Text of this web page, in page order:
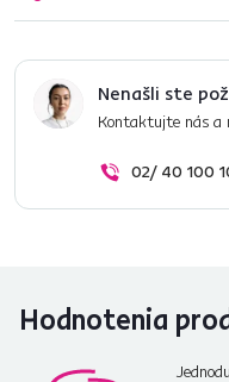
Nenašli ste
Kontaktujte nás a
02/ 40 100
Hodnotenia